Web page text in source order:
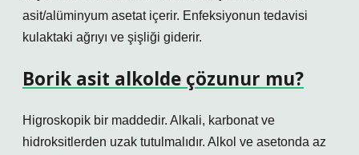
asit/alüminyum asetat içerir. Enfeksiyonun tedavisi
kulaktaki ağrıyı ve şişliği giderir.
Borik asit alkolde çözunur mu?
Higroskopik bir maddedir. Alkali, karbonat ve
hidroksitlerden uzak tutulmalıdır. Alkol ve asetonda az